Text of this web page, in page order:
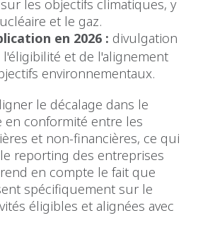
les objectifs climatiques, y
et le gaz.
en 2026 : divulgation
et de l'alignement
environnementaux.
le décalage dans le
en conformité entre les
et non-financières, ce qui
reporting des entreprises
en compte le fait que
spécifiquement sur le
éligibles et alignées avec